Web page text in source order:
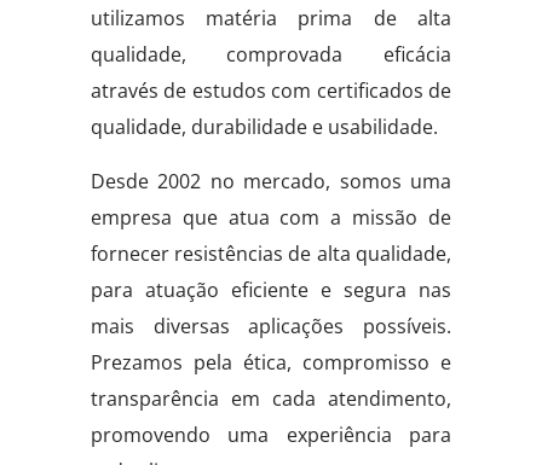
utilizamos matéria prima de alta
qualidade, comprovada eficácia
através de estudos com certificados de
qualidade, durabilidade e usabilidade.
Desde 2002 no mercado, somos uma
empresa que atua com a missão de
fornecer resistências de alta qualidade,
para atuação eficiente e segura nas
mais diversas aplicações possíveis.
Prezamos pela ética, compromisso e
transparência em cada atendimento,
promovendo uma experiência para